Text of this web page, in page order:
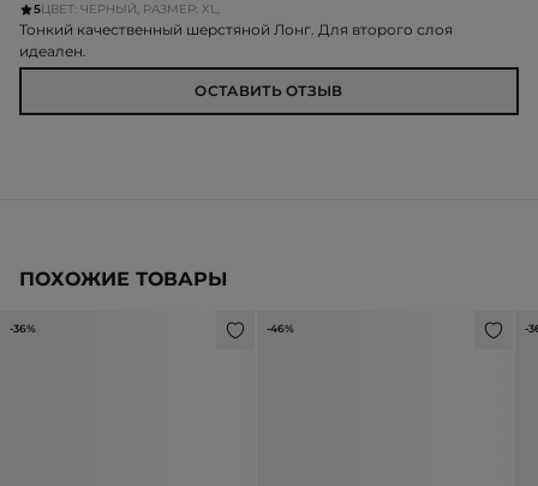
5ЦВЕТ: ЧЕРНЫЙ, РАЗМЕР: XL,
Тонкий качественный шерстяной Лонг. Для второго слоя
идеален.
ОСТАВИТЬ ОТЗЫВ
ПОХОЖИЕ ТОВАРЫ
-36% -46% -